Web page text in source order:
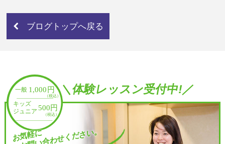
ブログトップへ戻る
＼体験レッスン受付中!／
お気軽に